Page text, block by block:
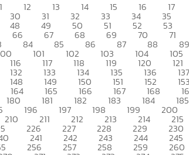
12 13 14 15 16 17
30 31 32 33 34 35
48 49 50 51 52 53
66 67 68 69 70 71
84 85 86 87 88 89
101 102 103 104 105
116 117 118 119 120 121
132 133 134 135 136 137
148 149 150 151 152 153
164 165 166 167 168
180 181 182 183 184 185
196 197 198 199 200
210 211 212 213 214 215
226 227 228 229 230
241 242 243 244 245
256 257 258 259 260